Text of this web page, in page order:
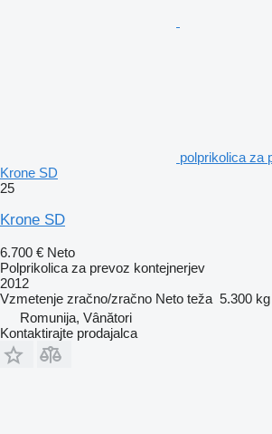
polprikolica za
Krone SD
25
Krone SD
6.700 € Neto
Polprikolica za prevoz kontejnerjev
2012
Vzmetenje zračno/zračno Neto teža 5.300 kg
Romunija, Vânători
Kontaktirajte prodajalca